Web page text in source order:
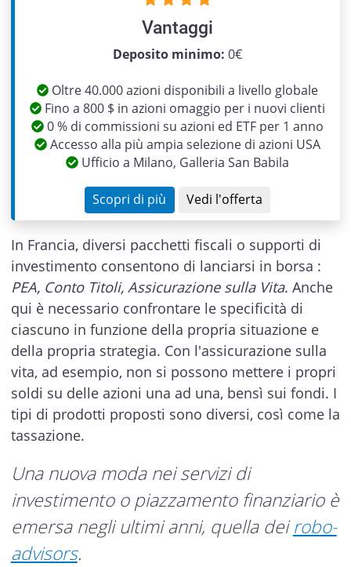
Vantaggi
Deposito minimo: 0€
Oltre 40.000 azioni disponibili a livello globale
Fino a 800 $ in azioni omaggio per i nuovi clienti
0 % di commissioni su azioni ed ETF per 1 anno
Accesso alla più ampia selezione di azioni USA
Ufficio a Milano, Galleria San Babila
Scopri di più Vedi l'offerta
In Francia, diversi pacchetti fiscali o supporti di
investimento consentono di lanciarsi in borsa :
PEA, Conto Titoli, Assicurazione sulla Vita. Anche
qui è necessario confrontare le specificità di
ciascuno in funzione della propria situazione e
della propria strategia. Con l'assicurazione sulla
vita, ad esempio, non si possono mettere i propri
soldi su delle azioni una ad una, bensì sui fondi. I
tipi di prodotti proposti sono diversi, così come la
tassazione.
Una nuova moda nei servizi di
investimento o piazzamento finanziario è
emersa negli ultimi anni, quella deirobo-
advisors.